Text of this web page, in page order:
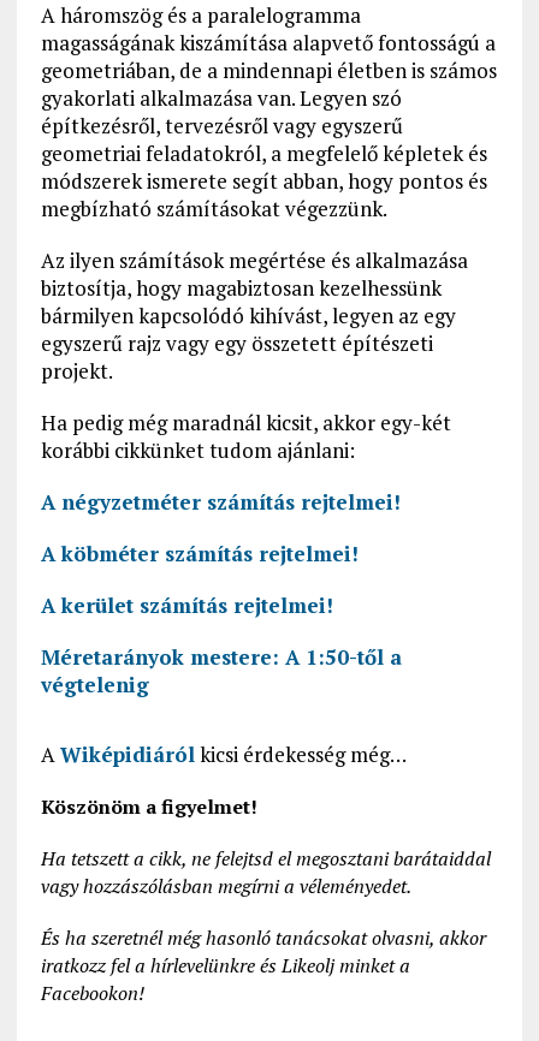
A háromszög és a paralelogramma
magasságának kiszámítása alapvető fontosságú a
geometriában, de a mindennapi életben is számos
gyakorlati alkalmazása van. Legyen szó
építkezésről, tervezésről vagy egyszerű
geometriai feladatokról, a megfelelő képletek és
módszerek ismerete segít abban, hogy pontos és
megbízható számításokat végezzünk.
Az ilyen számítások megértése és alkalmazása
biztosítja, hogy magabiztosan kezelhessünk
bármilyen kapcsolódó kihívást, legyen az egy
egyszerű rajz vagy egy összetett építészeti
projekt.
Ha pedig még maradnál kicsit, akkor egy-két
korábbi cikkünket tudom ajánlani:
A négyzetméter számítás rejtelmei!
A köbméter számítás rejtelmei!
A kerület számítás rejtelmei!
Méretarányok mestere: A 1:50-től a
végtelenig
AWiképidiárólkicsi érdekesség még…
Köszönöm a figyelmet!
Ha tetszett a cikk, ne felejtsd el megosztani barátaiddal
vagy hozzászólásban megírni a véleményedet.
És ha szeretnél még hasonló tanácsokat olvasni, akkor
iratkozz fel a hírlevelünkre és Likeolj minket a
Facebookon!